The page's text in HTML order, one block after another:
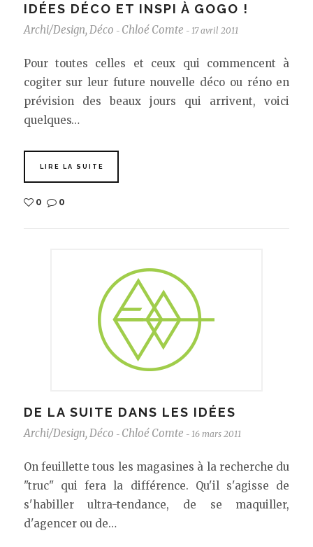
IDÉES DÉCO ET INSPI À GOGO !
Archi/Design, Déco - Chloé Comte - 17 avril 2011
Pour toutes celles et ceux qui commencent à
cogiter sur leur future nouvelle déco ou réno en
prévision des beaux jours qui arrivent, voici
quelques…
LIRE LA SUITE
0 0
DE LA SUITE DANS LES IDÉES
Archi/Design, Déco - Chloé Comte - 16 mars 2011
On feuillette tous les magasines à la recherche du
"truc" qui fera la différence. Qu'il s'agisse de
s'habiller ultra-tendance, de se maquiller,
d'agencer ou de…